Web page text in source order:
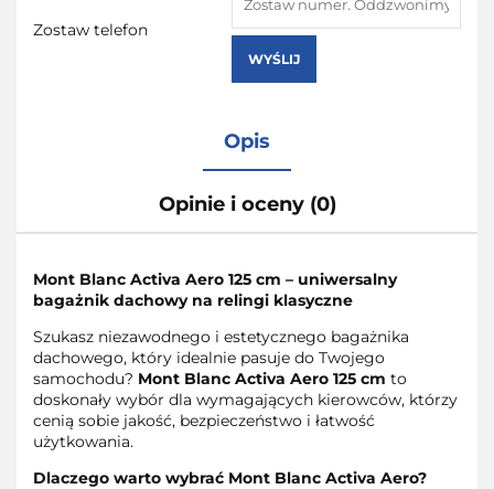
Zostaw telefon
WYŚLIJ
Opis
Opinie i oceny (0)
Mont Blanc Activa Aero 125 cm – uniwersalny
bagażnik dachowy na relingi klasyczne
Szukasz niezawodnego i estetycznego bagażnika
dachowego, który idealnie pasuje do Twojego
samochodu? Mont Blanc Activa Aero 125 cm to
doskonały wybór dla wymagających kierowców, którzy
cenią sobie jakość, bezpieczeństwo i łatwość
użytkowania.
Dlaczego warto wybrać Mont Blanc Activa Aero?